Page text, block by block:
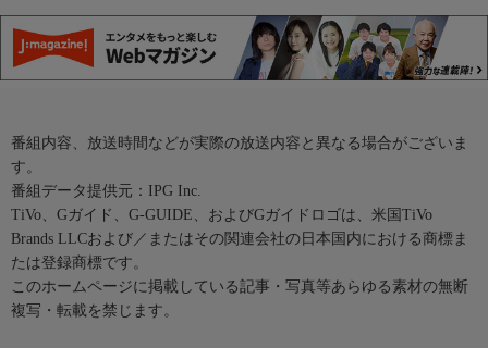
番組内容、放送時間などが実際の放送内容と異なる場合がございま
す。
番組データ提供元：IPG Inc.
TiVo、Gガイド、G-GUIDE、およびGガイドロゴは、米国TiVo
Brands LLCおよび／またはその関連会社の日本国内における商標ま
たは登録商標です。
このホームページに掲載している記事・写真等あらゆる素材の無断
複写・転載を禁じます。